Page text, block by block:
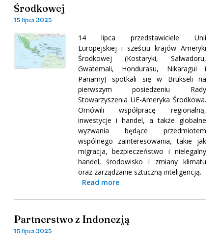
Środkowej
15 lipca 2025
14 lipca przedstawiciele Unii
Europejskiej i sześciu krajów Ameryki
Środkowej (Kostaryki, Salwadoru,
Gwatemali, Hondurasu, Nikaragui i
Panamy) spotkali się w Brukseli na
pierwszym posiedzeniu Rady
Stowarzyszenia UE-Ameryka Środkowa.
Omówili współpracę regionalną,
inwestycje i handel, a także globalne
wyzwania będące przedmiotem
wspólnego zainteresowania, takie jak
migracja, bezpieczeństwo i nielegalny
handel, środowisko i zmiany klimatu
oraz zarządzanie sztuczną inteligencją.
Read more
Partnerstwo z Indonezją
15 lipca 2025